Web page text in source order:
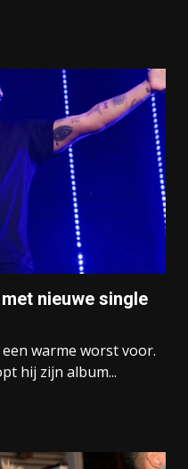
nieuwe single
warme worst voor.
hij zijn album...